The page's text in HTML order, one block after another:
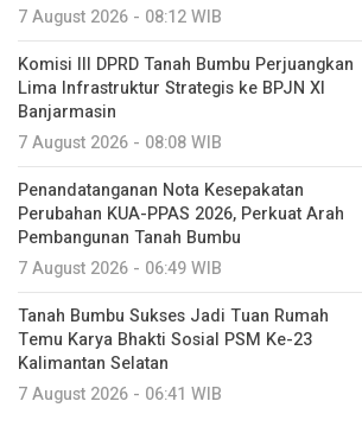
7 August 2026 - 08:12 WIB
Komisi III DPRD Tanah Bumbu Perjuangkan
Lima Infrastruktur Strategis ke BPJN XI
Banjarmasin
7 August 2026 - 08:08 WIB
Penandatanganan Nota Kesepakatan
Perubahan KUA-PPAS 2026, Perkuat Arah
Pembangunan Tanah Bumbu
7 August 2026 - 06:49 WIB
Tanah Bumbu Sukses Jadi Tuan Rumah
Temu Karya Bhakti Sosial PSM Ke-23
Kalimantan Selatan
7 August 2026 - 06:41 WIB